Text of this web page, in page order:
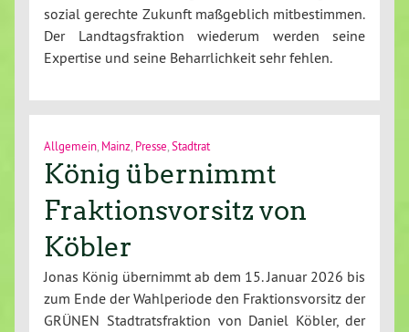
sozial gerechte Zukunft maßgeblich mitbestimmen.
Der Landtagsfraktion wiederum werden seine
Expertise und seine Beharrlichkeit sehr fehlen.
Allgemein, Mainz, Presse,Stadtrat
König übernimmt
Fraktionsvorsitz von
Köbler
Jonas König übernimmt ab dem 15. Januar 2026 bis
zum Ende der Wahlperiode den Fraktionsvorsitz der
GRÜNEN Stadtratsfraktion von Daniel Köbler, der